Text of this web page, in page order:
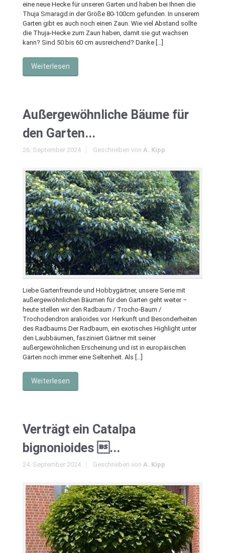
eine neue Hecke für unseren Garten und haben bei Ihnen die
Thuja Smaragd in der Größe 80-100cm gefunden. In unserem
Garten gibt es auch noch einen Zaun. Wie viel Abstand sollte
die Thuja-Hecke zum Zaun haben, damit sie gut wachsen
kann? Sind 50 bis 60 cm ausreichend? Danke […]
Weiterlesen
Außergewöhnliche Bäume für
den Garten...
26. September 2024 Geschrieben von A. Kipp
Liebe Gartenfreunde und Hobbygärtner, unsere Serie mit
außergewöhnlichen Bäumen für den Garten geht weiter –
heute stellen wir den Radbaum / Trocho-Baum /
Trochodendron aralioides vor. Herkunft und Besonderheiten
des Radbaums Der Radbaum, ein exotisches Highlight unter
den Laubbäumen, fasziniert Gärtner mit seiner
außergewöhnlichen Erscheinung und ist in europäischen
Gärten noch immer eine Seltenheit. Als […]
Weiterlesen
Verträgt ein Catalpa
bignonioides ...
24. September 2024 Geschrieben von A. Kipp